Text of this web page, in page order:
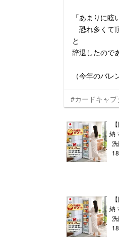
「あまりに眩
恐れ多くて
と
辞退したので
（今年のバ
#カードキャプ
納
納